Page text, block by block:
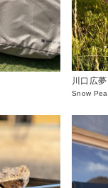
川口広夢
Snow